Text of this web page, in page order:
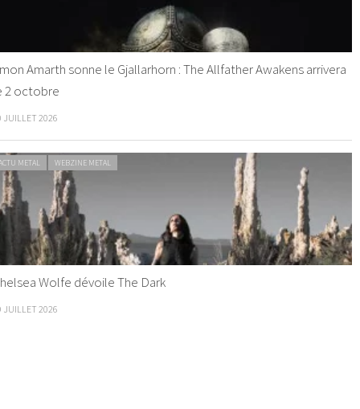
Amarth sonne le Gjallarhorn : The Allfather Awakens arrivera
2 octobre
JUILLET 2026
METAL WEBZINE METAL
Wolfe dévoile The Dark
JUILLET 2026